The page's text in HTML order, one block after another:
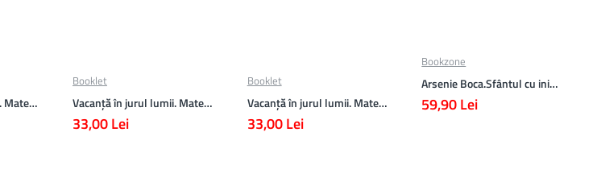
Vacanță în jurul lumii. Matematică clasa a VII-a – EDIȚIA 2026
Booklet
Vacanță în jurul lumii. Matematică clasa a VI-a – EDIȚIA 2026
33,00 Lei
Booklet
Vacanță în jurul lumii. Matematică clasa a V-a – EDIȚIA 2026
33,00 Lei
Bookzone
Arsenie Boca.Sfântul cu inima cat cerul
59,90 Lei